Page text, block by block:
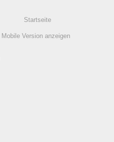
Startseite
Mobile Version anzeigen